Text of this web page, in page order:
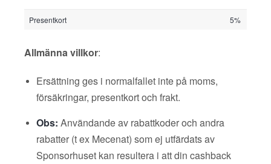
Presentkort 5%
Allmänna villkor:
Ersättning ges i normalfallet inte på moms,
försäkringar, presentkort och frakt.
Obs: Användande av rabattkoder och andra
rabatter (t ex Mecenat) som ej utfärdats av
Sponsorhuset kan resultera i att din cashback